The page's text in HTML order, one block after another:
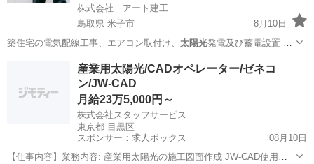
株式会社 アート建工
鳥取県 米子市
8月10日
築住宅の電気配線工事、エアコン取付け、 太陽光発電及び蓄電設置 新
築電気工事スタッフ…
米子市 工場 未経験
産業用太陽光/CADオペレーター/ゼネコ
ン/JW-CAD
月給23万5,000円～
株式会社スタッフサービス
東京都 目黒区
スポンサー：求人ボックス
08月10日
【仕事内容】業務内容: 産業用太陽光の施工図面作成 JW-CAD使用し